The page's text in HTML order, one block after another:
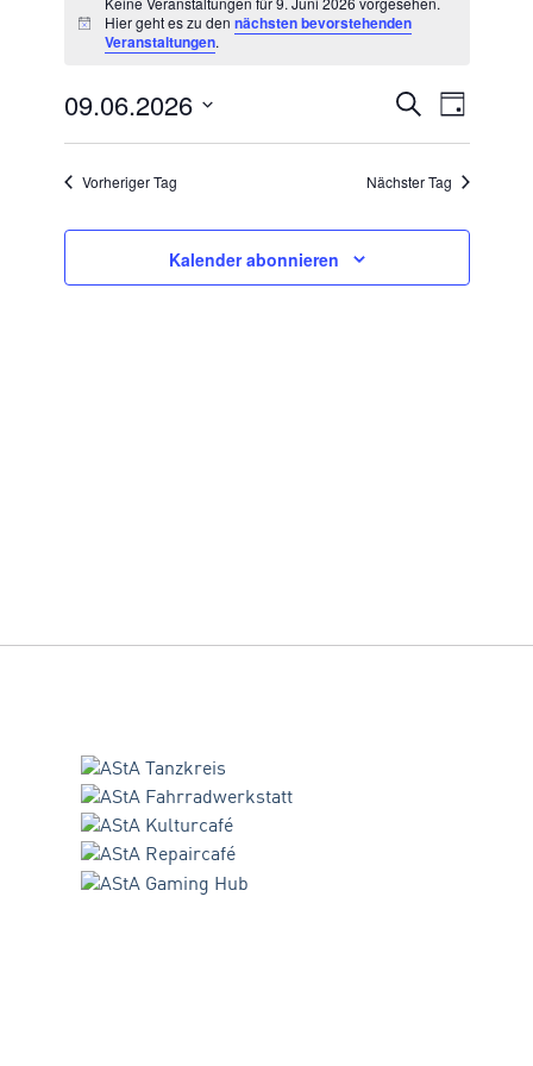
für
9.
Juni
2026
HinweisHier geht es zu den nächsten bevorstehenden
Veranstaltungen.
SUCHE
UND
Suche
Tag
09.06.2026
Vorheriger Tag Nächster Tag
Kalender abonnieren